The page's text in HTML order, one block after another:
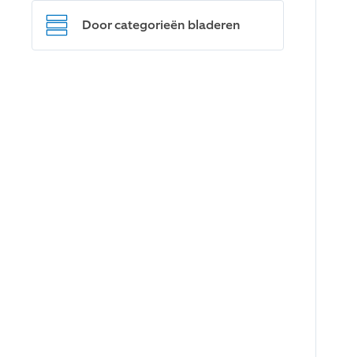
Door categorieën bladeren